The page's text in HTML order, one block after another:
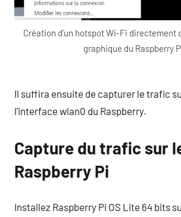
Création d’un hotspot Wi-Fi directement
graphique du Raspberry
Il suffira ensuite de capturer le trafic
l’interface wlan0 du Raspberry.
Capture du trafic sur
Raspberry Pi
Installez Raspberry Pi OS Lite 64 bits